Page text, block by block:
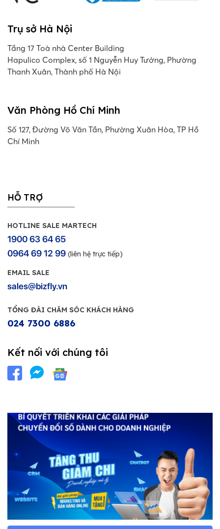
Trụ sở Hà Nội
Tầng 17 Toà nhà Center Building
Hapulico Complex, số 1 Nguyễn Huy Tưởng, Phường
Thanh Xuân, Thành phố Hà Nội
Văn Phòng Hồ Chí Minh
Số 127, Đường Võ Văn Tần, Phường Xuân Hòa, TP Hồ
Chí Minh
HỖ TRỢ
HOTLINE SALE MARTECH
1900 63 64 65
0964 69 12 99 (liên hệ trực tiếp)
EMAIL SALE
sales@bizfly.vn
TỔNG ĐÀI CHĂM SÓC KHÁCH HÀNG
024 7300 6886
Kết nối với chúng tôi